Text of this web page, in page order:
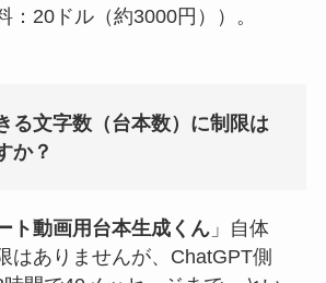
：20ドル（約3000円））。
る文字数（台本数）に制限は
か？
ト動画用台本生成くん」自体
はありませんが、ChatGPT側